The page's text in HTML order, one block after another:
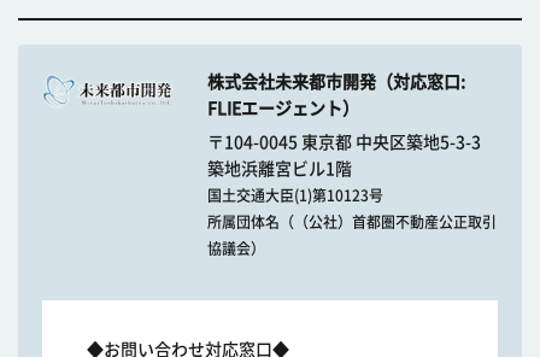
株式会社未来都市開発（対応窓口:
FLIEエージェント）
〒104-0045 東京都 中央区築地5-3-3
築地浜離宮ビル1階
国土交通大臣(1)第10123号
所属団体名（（公社）首都圏不動産公正取引
協議会）
◆お問い合わせ対応窓口◆